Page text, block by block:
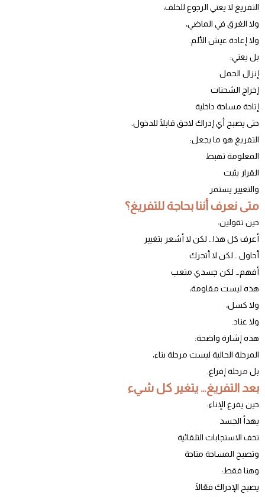
التفريغ لا يعني الرجوع للخلف،
ولا الغرق في الماضي،
ولا إعادة عيش الألم.
بل يعني:
إنزال الحمل
إخراج الشحنات
إتاحة مساحة داخلية
حتى يصبح أي إدراك لاحق قابلًا للدخول.
التفريغ هو ما يجعل:
المعلومة تهبط
القرار يثبت
والتغيير يستمر
متى نعرف أننا بحاجة للتفريغ؟
حين تقولين:
أعرف كل هذا… لكن لا أشعر بتغيير
أحاول… لكن لا أتحرك
أفهم… لكن جسدي متعب
هذه ليست مقاومة،
ولا كسل،
ولا عناد.
هذه إشارة واضحة:
المرحلة الحالية ليست مرحلة بناء،
بل مرحلة إفراغ.
بعد التفريغ… يتغير كل شيء
حين يفرغ الإناء:
يهدأ الجسد
تخف الاستجابات التلقائية
وتصبح المساحة متاحة
وهنا فقط:
يصبح الإدراك فعّالًا